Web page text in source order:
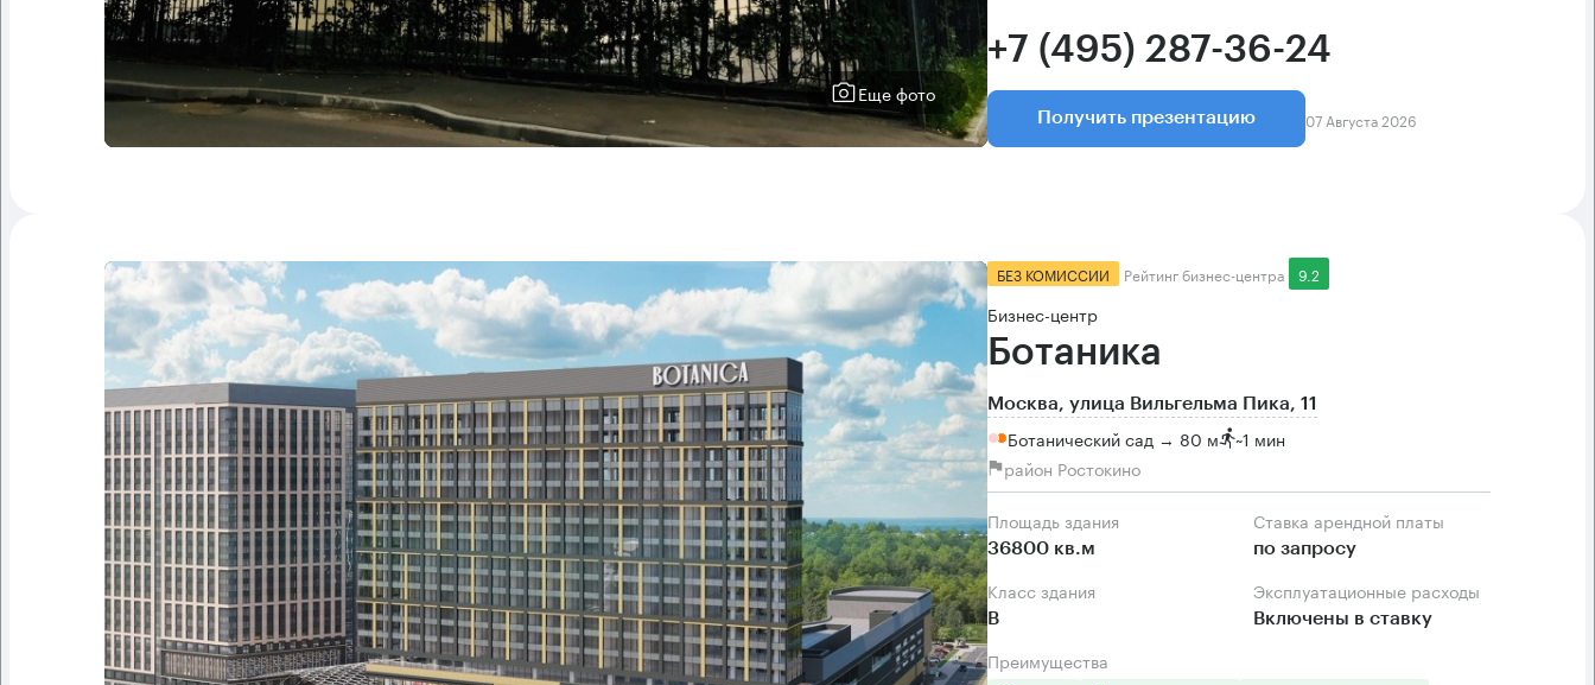
Еще фото
+7 (495) 287-36-24
Получить презентацию 07 Августа 2026
БЕЗ КОМИССИИ Рейтинг бизнес-центра 9.2
Бизнес-центр
Ботаника
Москва, улица Вильгельма Пика, 11
Ботанический сад → 80 м ~1 мин
район Ростокино
Площадь здания
36800 кв.м
Ставка арендной платы
по запросу
Класс здания
B
Эксплуатационные расходы
Включены в ставку
Преимущества